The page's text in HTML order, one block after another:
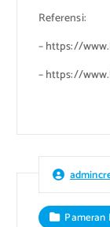
Referensi:
– https://
– https://
Pameran